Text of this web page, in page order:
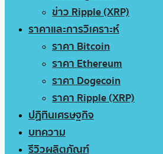
ข่าว Ripple (XRP)
ราคาและการวิเคราะห์
ราคา Bitcoin
ราคา Ethereum
ราคา Dogecoin
ราคา Ripple (XRP)
ปฏิทินเศรษฐกิจ
บทความ
รีวิวผลิตภัณฑ์